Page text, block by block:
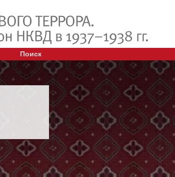
Поиск